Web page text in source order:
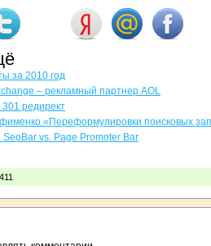
за 2010 год
– рекламный партнер AOL
редирект
«Переформулировки поисковых
SeoBar vs. Page Promoter Bar